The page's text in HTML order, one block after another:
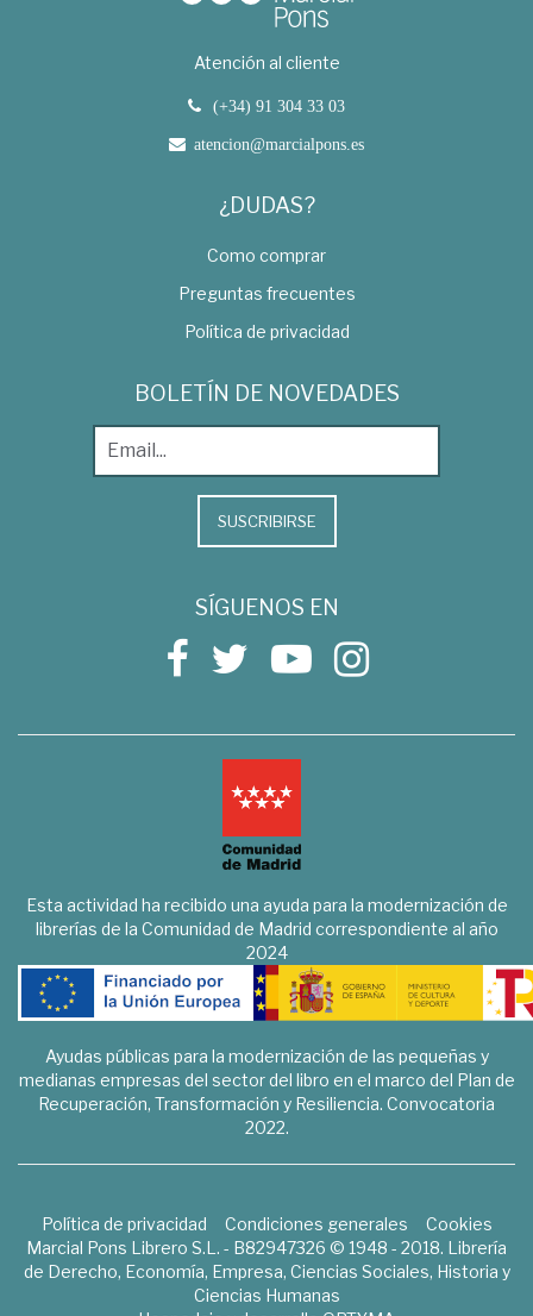
Atención al cliente
(+34) 91 304 33 03
atencion@marcialpons.es
¿DUDAS?
Como comprar
Preguntas frecuentes
Política de privacidad
BOLETÍN DE NOVEDADES
SUSCRIBIRSE
SÍGUENOS EN
Esta actividad ha recibido una ayuda para la modernización de
librerías de la Comunidad de Madrid correspondiente al año
2024
Ayudas públicas para la modernización de las pequeñas y
medianas empresas del sector del libro en el marco del Plan de
Recuperación, Transformación y Resiliencia. Convocatoria
2022.
Política de privacidad Condiciones generales
Cookies
Marcial Pons Librero S.L. - B82947326 © 1948 - 2018. Librería
de Derecho, Economía, Empresa, Ciencias Sociales, Historia y
Ciencias Humanas